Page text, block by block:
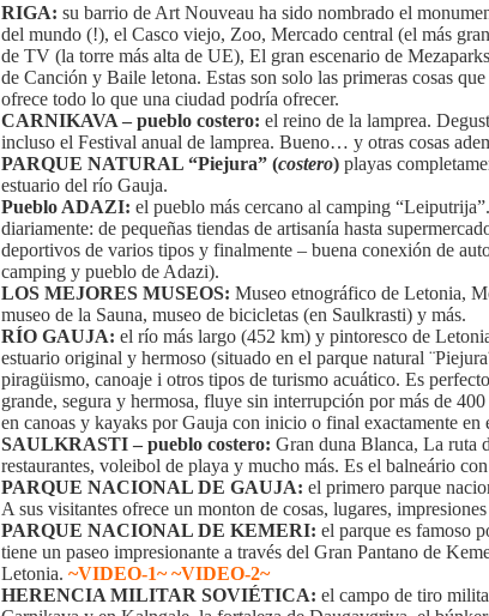
RIGA: su barrio de Art Nouveau ha sido nombrado el
del mundo (!), el Casco viejo, Zoo, Mercado central (el más
de TV (la torre más alta de UE), El gran escenario de
de Canción y Baile letona. Estas son solo las primeras cosas
ofrece todo lo que una ciudad podría ofrecer.
CARNIKAVA – pueblo costero: el reino de la lamprea.
incluso el Festival anual de lamprea. Bueno… y otras cosas
PARQUE NATURAL “Piejura” (costero) playas
estuario del río Gauja.
Pueblo ADAZI: el pueblo más cercano al camping
diariamente: de pequeñas tiendas de artisanía hasta
deportivos de varios tipos y finalmente – buena conexión de
camping y pueblo de Adazi).
LOS MEJORES MUSEOS: Museo etnográfico de Letonia,
museo de la Sauna, museo de bicicletas (en Saulkrasti) y más.
RÍO GAUJA: el río más largo (452 km) y pintoresco de
estuario original y hermoso (situado en el parque natural
piragüismo, canoaje i otros tipos de turismo acuático. Es
grande, segura y hermosa, fluye sin interrupción por más de
en canoas y kayaks por Gauja con inicio o final exactamente
SAULKRASTI – pueblo costero: Gran duna Blanca, La ruta
restaurantes, voleibol de playa y mucho más. Es el balneário
PARQUE NACIONAL DE GAUJA: el primero parque
A sus visitantes ofrece un monton de cosas, lugares,
PARQUE NACIONAL DE KEMERI: el parque es famoso
tiene un paseo impresionante a través del Gran Pantano de
Letonia. ~VIDEO-1~ ~VIDEO-2~
HERENCIA MILITAR SOVIÉTICA: el campo de tiro